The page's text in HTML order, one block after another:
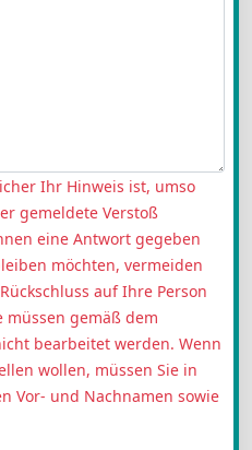
Ihr Hinweis ist, umso
gemeldete Verstoß
eine Antwort gegeben
möchten, vermeiden
auf Ihre Person
müssen gemäß dem
bearbeitet werden. Wenn
wollen, müssen Sie in
Vor- und Nachnamen sowie